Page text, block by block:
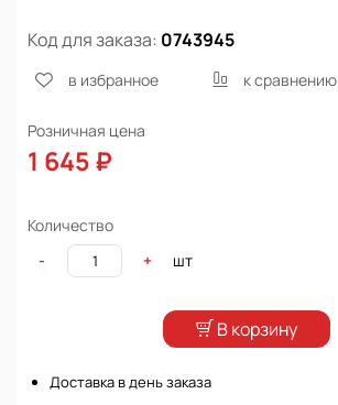
Код для заказа: 0743945
в избранное к сравнению
Розничная цена
1 645 ₽
Количество
-
+ шт
В корзину
Доставка в день заказа